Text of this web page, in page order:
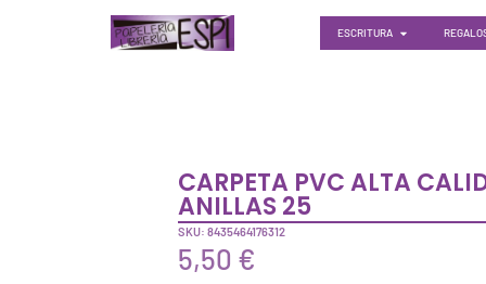
ESCRITURA
CARPETA PVC ALTA
ANILLAS 25
SKU: 8435464176312
5,50 €